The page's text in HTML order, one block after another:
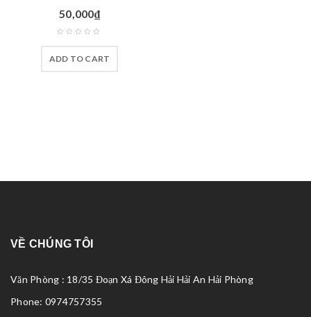
50,000₫
ADD TO CART
VỀ CHÚNG TÔI
Văn Phòng : 18/35 Đoạn Xá Đông Hải Hải An Hải Phòng
Phone: 0974757355